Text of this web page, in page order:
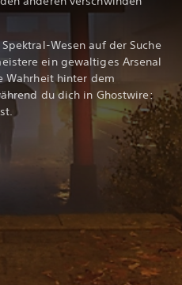
Wesen auf der Suche
ein gewaltiges Arsenal
Wahrheit hinter dem
du dich in Ghostwire: